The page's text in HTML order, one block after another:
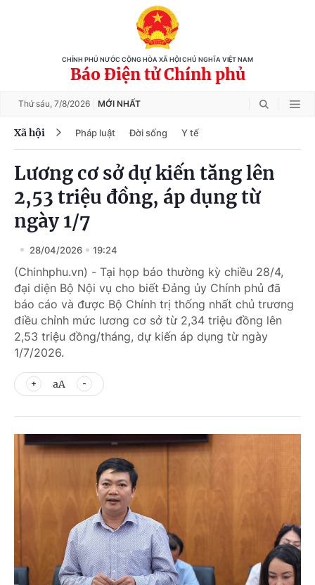
CHÍNH PHỦ NƯỚC CỘNG HÒA XÃ HỘI CHỦ NGHĨA VIỆT NAM
Báo Điện tử Chính phủ
Thứ sáu, 7/8/2026 MỚI NHẤT
Xã hội Pháp luật Đời sống Y tế
Lương cơ sở dự kiến tăng lên
2,53 triệu đồng, áp dụng từ
ngày 1/7
28/04/2026 19:24
(Chinhphu.vn) - Tại họp báo thường kỳ chiều 28/4,
đại diện Bộ Nội vụ cho biết Đảng ủy Chính phủ đã
báo cáo và được Bộ Chính trị thống nhất chủ trương
điều chỉnh mức lương cơ sở từ 2,34 triệu đồng lên
2,53 triệu đồng/tháng, dự kiến áp dụng từ ngày
1/7/2026.
aA